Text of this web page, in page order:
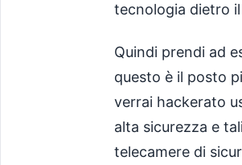
tecnologia dietro
Quindi prendi ad
questo è il posto
verrai hackerato
alta sicurezza e
telecamere di